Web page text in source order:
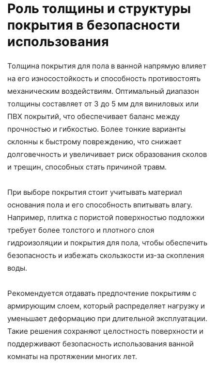
Роль толщины и структуры
покрытия в безопасности
использования
Толщина покрытия для пола в ванной напрямую влияет
на его износостойкость и способность противостоять
механическим воздействиям. Оптимальный диапазон
толщины составляет от 3 до 5 мм для виниловых или
ПВХ покрытий, что обеспечивает баланс между
прочностью и гибкостью. Более тонкие варианты
склонны к быстрому повреждению, что снижает
долговечность и увеличивает риск образования сколов
и трещин, способных стать причиной травм.
При выборе покрытия стоит учитывать материал
основания пола и его способность впитывать влагу.
Например, плитка с пористой поверхностью подложки
требует более толстого и плотного слоя
гидроизоляции и покрытия для пола, чтобы обеспечить
безопасность и избежать скользкости из-за скопления
воды.
Рекомендуется отдавать предпочтение покрытиям с
армирующим слоем, который распределяет нагрузку и
уменьшает деформацию при длительной эксплуатации.
Такие решения сохраняют целостность поверхности и
поддерживают безопасность использования ванной
комнаты на протяжении многих лет.